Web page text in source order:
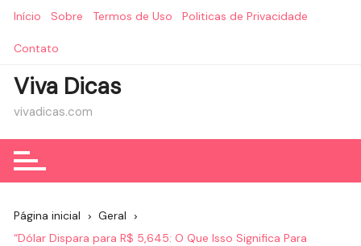
Início Sobre Termos de Uso Politicas de Privacidade
Contato
Viva Dicas
vivadicas.com
Página inicial
Geral
“Dólar Dispara para R$ 5,645: O Que Isso Significa Para